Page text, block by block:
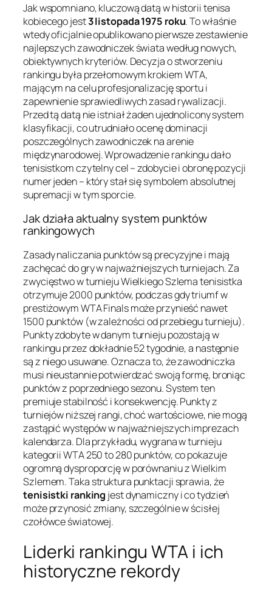
Jak wspomniano, kluczową datą w historii tenisa
kobiecego jest3 listopada 1975 roku. To właśnie
wtedy oficjalnie opublikowano pierwsze zestawienie
najlepszych zawodniczek świata według nowych,
obiektywnych kryteriów. Decyzja o stworzeniu
rankingu była przełomowym krokiem WTA,
mającym na celu profesjonalizację sportu i
zapewnienie sprawiedliwych zasad rywalizacji.
Przed tą datą nie istniał żaden ujednolicony system
klasyfikacji, co utrudniało ocenę dominacji
poszczególnych zawodniczek na arenie
międzynarodowej. Wprowadzenie rankingu dało
tenisistkom czytelny cel – zdobycie i obronę pozycji
numer jeden – który stał się symbolem absolutnej
supremacji w tym sporcie.
Jak działa aktualny system punktów
rankingowych
Zasady naliczania punktów są precyzyjne i mają
zachęcać do gry w najważniejszych turniejach. Za
zwycięstwo w turnieju Wielkiego Szlema tenisistka
otrzymuje 2000 punktów, podczas gdy triumf w
prestiżowym WTA Finals może przynieść nawet
1500 punktów (w zależności od przebiegu turnieju).
Punkty zdobyte w danym turnieju pozostają w
rankingu przez dokładnie 52 tygodnie, a następnie
są z niego usuwane. Oznacza to, że zawodniczka
musi nieustannie potwierdzać swoją formę, broniąc
punktów z poprzedniego sezonu. System ten
premiuje stabilność i konsekwencję. Punkty z
turniejów niższej rangi, choć wartościowe, nie mogą
zastąpić występów w najważniejszych imprezach
kalendarza. Dla przykładu, wygrana w turnieju
kategorii WTA 250 to 280 punktów, co pokazuje
ogromną dysproporcję w porównaniu z Wielkim
Szlemem. Taka struktura punktacji sprawia, że
tenisistki ranking jest dynamiczny i co tydzień
może przynosić zmiany, szczególnie w ścisłej
czołówce światowej.
Liderki rankingu WTA i ich
historyczne rekordy